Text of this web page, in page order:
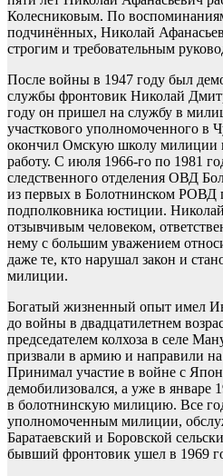
Колесниковым. По
подчинённых, Николай
строгим и требовательным
После войны в 1947 году был
службы фронтовик Николай
году он пришел на службу в
участкового уполномоченного в
окончил Омскую школу милиции
работу. С июля 1966-го по 1981
следственного отделения ОВД
из первых в Болотнинском РОВД
подполковника юстиции.
отзывчивым человеком,
нему с большим уважением
даже те, кто нарушал закон и
милиции.
Богатый жизненный опыт имел
до войны в двадцатилетнем
председателем колхоза в селе
призвали в армию и направили
Принимал участие в войне с
демобилизовался, а уже в январе
в болотнинскую милицию. Все
уполномоченным милиции,
Баратаевский и Боровской
бывший фронтовик ушел в 1969